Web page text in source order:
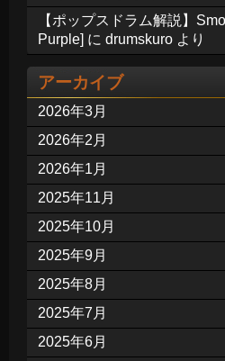
【ポップスドラム解説】
Purple] に drumskuro より
アーカイブ
2026年3月
2026年2月
2026年1月
2025年11月
2025年10月
2025年9月
2025年8月
2025年7月
2025年6月